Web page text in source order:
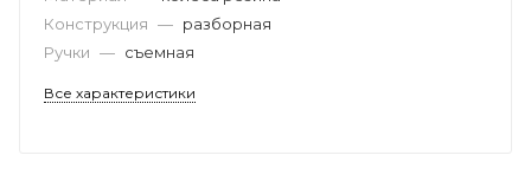
Конструкция — разборная
Ручки — съемная
Все характеристики